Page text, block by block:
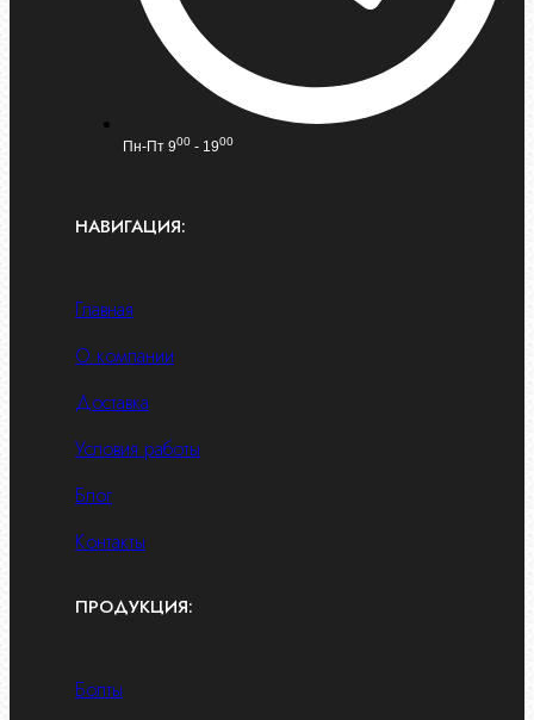
Пн-Пт 900 - 1900
НАВИГАЦИЯ:
Главная
О компании
Доставка
Условия работы
Блог
Контакты
ПРОДУКЦИЯ:
Болты